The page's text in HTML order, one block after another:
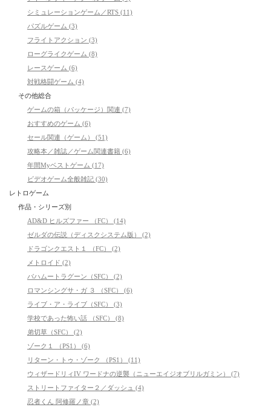
シミュレーションゲーム／RTS (11)
パズルゲーム (3)
フライトアクション (3)
ローグライクゲーム (8)
レースゲーム (6)
対戦格闘ゲーム (4)
その他総合
ゲームの箱（パッケージ）関連 (7)
おすすめのゲーム (6)
セール関連（ゲーム） (51)
攻略本／雑誌／ゲーム関連書籍 (6)
年間Myベストゲーム (17)
ビデオゲーム全般雑記 (30)
レトロゲーム
作品・シリーズ別
AD&D ヒルズファー （FC） (14)
ゼルダの伝説（ディスクシステム版） (2)
ドラゴンクエスト１ （FC） (2)
メトロイド (2)
バハムートラグーン（SFC） (2)
ロマンシングサ・ガ ３ （SFC） (6)
ライブ・ア・ライブ（SFC） (3)
学校であった怖い話 （SFC） (8)
弟切草（SFC） (2)
ゾーク１ （PS1） (6)
リターン・トゥ・ゾーク （PS1） (11)
ウィザードリィIV ワードナの逆襲（ニューエイジオブリルガミン） (7)
ストリートファイター２／ダッシュ (4)
忍者くん 阿修羅ノ章 (2)